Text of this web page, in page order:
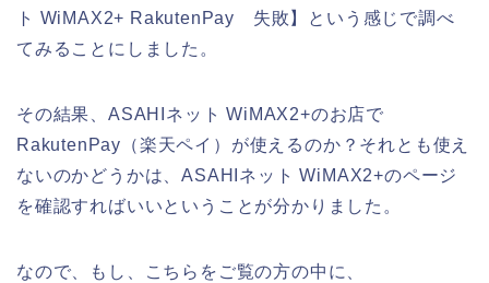
ト WiMAX2+ RakutenPay 失敗】という感じで調べ
てみることにしました。
その結果、ASAHIネット WiMAX2+のお店で
RakutenPay（楽天ペイ）が使えるのか？それとも使え
ないのかどうかは、ASAHIネット WiMAX2+のページ
を確認すればいいということが分かりました。
なので、もし、こちらをご覧の方の中に、